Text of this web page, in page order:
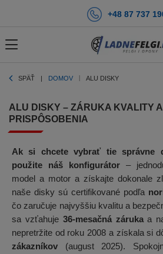
+48 87 737
SPÄŤ DOMOV ALU DISKY
ALU DISKY – ZÁRUKA KVALITY
PRISPÔSOBENIA
Ak si chcete vybrať tie správne
použite náš konfigurátor –
model a motor a získajte dokonale
naše disky sú certifikované podľa
čo zaručuje najvyššiu kvalitu a
sa vzťahuje 36-mesačná zárukaa
nepretržite od roku 2008 a získala si
zákazníkov (august 2025).